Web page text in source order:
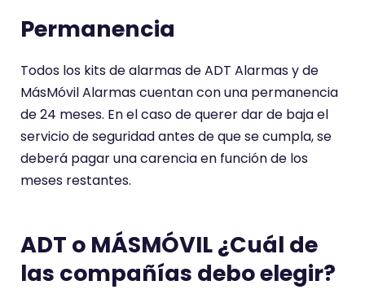
Permanencia
Todos los kits de alarmas de ADT Alarmas y de
MásMóvil Alarmas cuentan con una permanencia
de 24 meses. En el caso de querer dar de baja el
servicio de seguridad antes de que se cumpla, se
deberá pagar una carencia en función de los
meses restantes.
ADT o MÁSMÓVIL ¿Cuál de
las compañías debo elegir?